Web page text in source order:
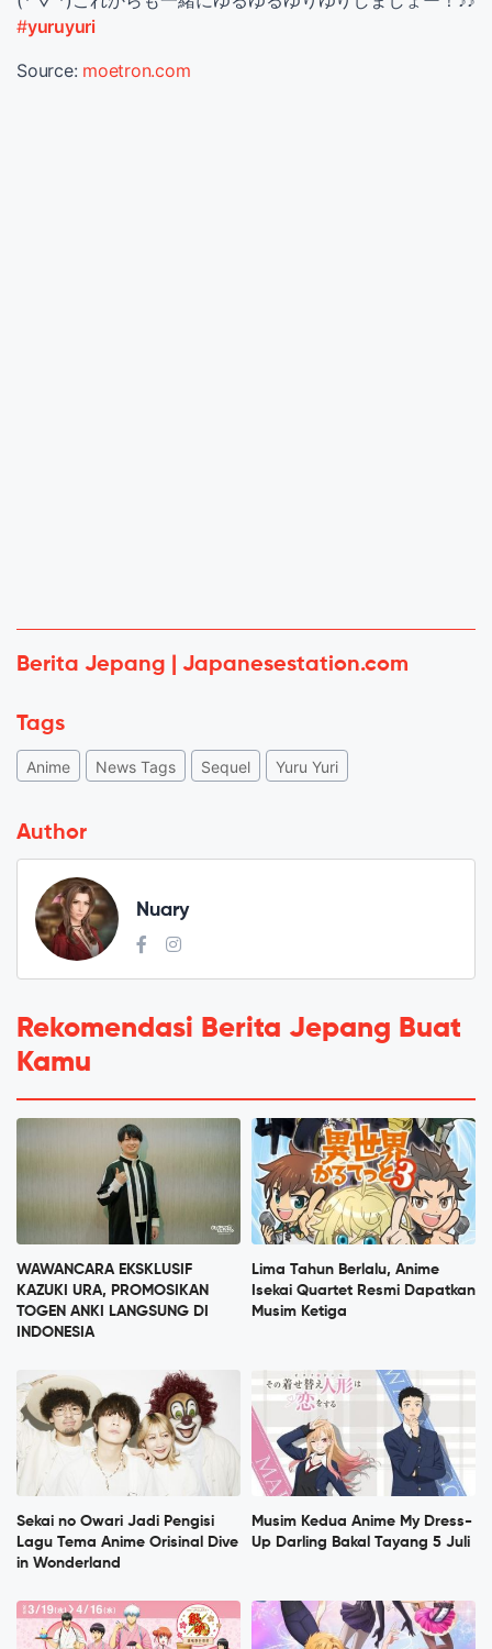
#yuruyuri
Source: moetron.com
Berita Jepang | Japanesestation.com
Tags
Anime News Tags Sequel Yuru Yuri
Author
Nuary
Rekomendasi Berita Jepang Buat
Kamu
WAWANCARA EKSKLUSIF
KAZUKI URA, PROMOSIKAN
TOGEN ANKI LANGSUNG DI
INDONESIA
Lima Tahun Berlalu, Anime
Isekai Quartet Resmi Dapatkan
Musim Ketiga
Sekai no Owari Jadi Pengisi
Lagu Tema Anime Orisinal Dive
in Wonderland
Musim Kedua Anime My Dress-
Up Darling Bakal Tayang 5 Juli